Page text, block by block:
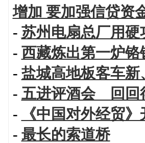
增加 要加强信贷资
- 苏州电扇总厂用
- 西藏炼出第一炉铬
- 盐城高地板客车新
- 五进评酒会 回回
-
《中国对外经贸》
- 最长的索道桥